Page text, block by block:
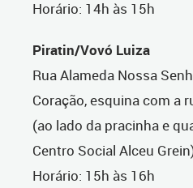
Horário: 14h às 15h
Piratin/Vovó Luiza
Rua Alameda Nossa
Coração, esquina com a
(ao lado da pracinha e
Centro Social Alceu
Horário: 15h às 16h